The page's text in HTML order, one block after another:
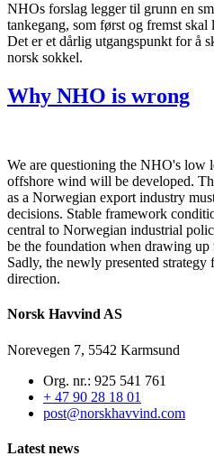
NHOs forslag legger til grunn en
tankegang, som først og fremst
Det er et dårlig utgangspunkt for å
norsk sokkel.
Why NHO is wrong
We are questioning the NHO's low
offshore wind will be developed.
as a Norwegian export industry
decisions. Stable framework
central to Norwegian industrial
be the foundation when drawing
Sadly, the newly presented
direction.
Norsk Havvind AS
Norevegen 7, 5542 Karmsund
Org. nr.: 925 541 761
+ 47 90 28 18 01
post@norskhavvind.com
Latest news